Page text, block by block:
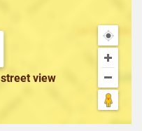
street view